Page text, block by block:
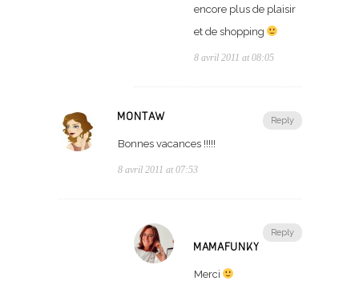
encore plus de plaisir
et de shopping
8 avril 2011 at 08:05
Reply
MONTAW
Bonnes vacances !!!!!
8 avril 2011 at 07:53
Reply
MAMAFUNKY
Merci